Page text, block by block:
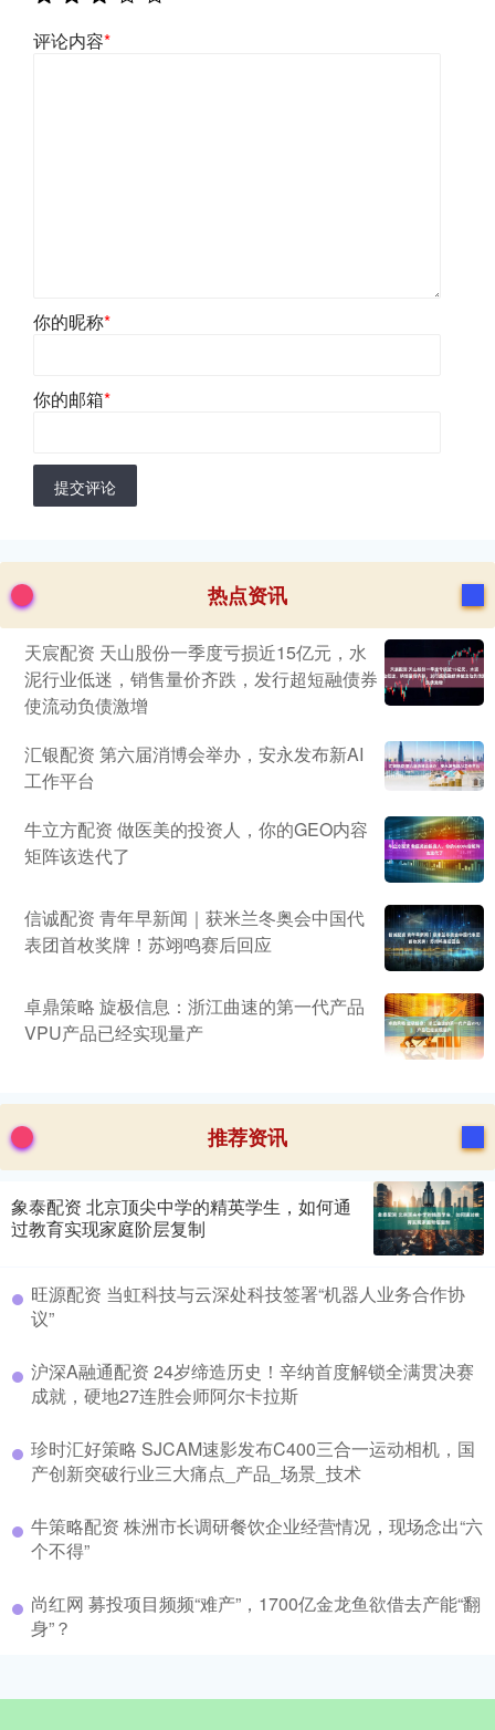
评论内容*
你的昵称*
你的邮箱*
提交评论
热点资讯
天宸配资 天山股份一季度亏损近15亿元，水
泥行业低迷，销售量价齐跌，发行超短融债券
使流动负债激增
汇银配资 第六届消博会举办，安永发布新AI
工作平台
牛立方配资 做医美的投资人，你的GEO内容
矩阵该迭代了
信诚配资 青年早新闻｜获米兰冬奥会中国代
表团首枚奖牌！苏翊鸣赛后回应
卓鼎策略 旋极信息：浙江曲速的第一代产品
VPU产品已经实现量产
推荐资讯
象泰配资 北京顶尖中学的精英学生，如何通
过教育实现家庭阶层复制
旺源配资 当虹科技与云深处科技签署“机器人业务合作协
议”
沪深A融通配资 24岁缔造历史！辛纳首度解锁全满贯决赛
成就，硬地27连胜会师阿尔卡拉斯
珍时汇好策略 SJCAM速影发布C400三合一运动相机，国
产创新突破行业三大痛点_产品_场景_技术
牛策略配资 株洲市长调研餐饮企业经营情况，现场念出“六
个不得”
尚红网 募投项目频频“难产”，1700亿金龙鱼欲借去产能“翻
身”？